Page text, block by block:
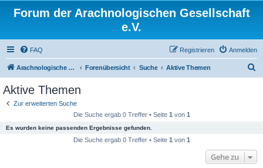
Forum der Arachnologischen Gesellschaft
e.V.
FAQ Anmelden
Registrieren
Arachnologische Gesellschaft e. V. Forenübersicht Suche Aktive Themen
Aktive Themen
Zur erweiterten Suche
Die Suche ergab 0 Treffer • Seite 1 von 1
Es wurden keine passenden Ergebnisse gefunden.
Die Suche ergab 0 Treffer • Seite 1 von 1
Gehe zu